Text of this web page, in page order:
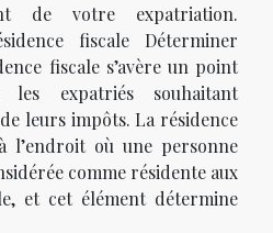
de votre expatriation.
fiscale Déterminer
fiscale s’avère un point
les expatriés souhaitant
leurs impôts. La résidence
l’endroit où une personne
comme résidente aux
et cet élément détermine